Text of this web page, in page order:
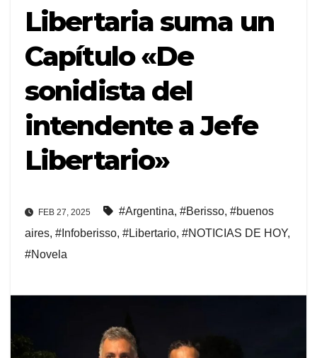
Libertaria suma un
Capítulo «De
sonidista del
intendente a Jefe
Libertario»
FEB 27, 2025 #Argentina, #Berisso, #buenos
aires, #Infoberisso, #Libertario, #NOTICIAS DE HOY,
#Novela